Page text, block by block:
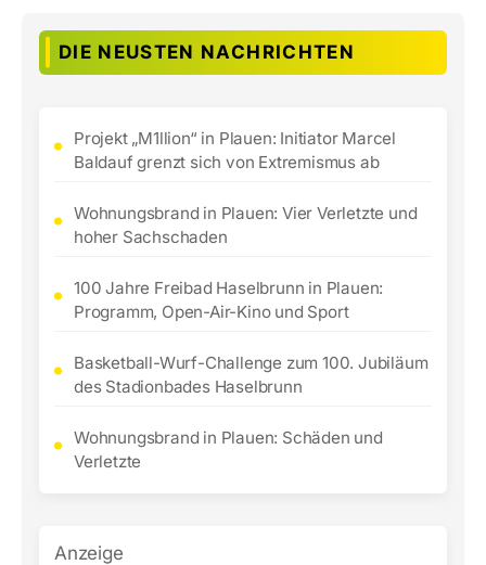
DIE NEUSTEN NACHRICHTEN
Projekt „M1llion“ in Plauen: Initiator Marcel
Baldauf grenzt sich von Extremismus ab
Wohnungsbrand in Plauen: Vier Verletzte und
hoher Sachschaden
100 Jahre Freibad Haselbrunn in Plauen:
Programm, Open-Air-Kino und Sport
Basketball-Wurf-Challenge zum 100. Jubiläum
des Stadionbades Haselbrunn
Wohnungsbrand in Plauen: Schäden und
Verletzte
Anzeige